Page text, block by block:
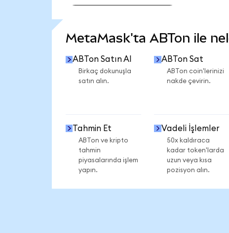
MetaMask'ta ABTon ile
ABTon Satın Al
Birkaç dokunuşla
satın alın.
ABTon Sat
ABTon coin'lerinizi
nakde çevirin.
Tahmin Et
ABTon ve kripto
tahmin
piyasalarında işlem
yapın.
Vadeli İşlemler
50x kaldıraca
kadar token'larda
uzun veya kısa
pozisyon alın.